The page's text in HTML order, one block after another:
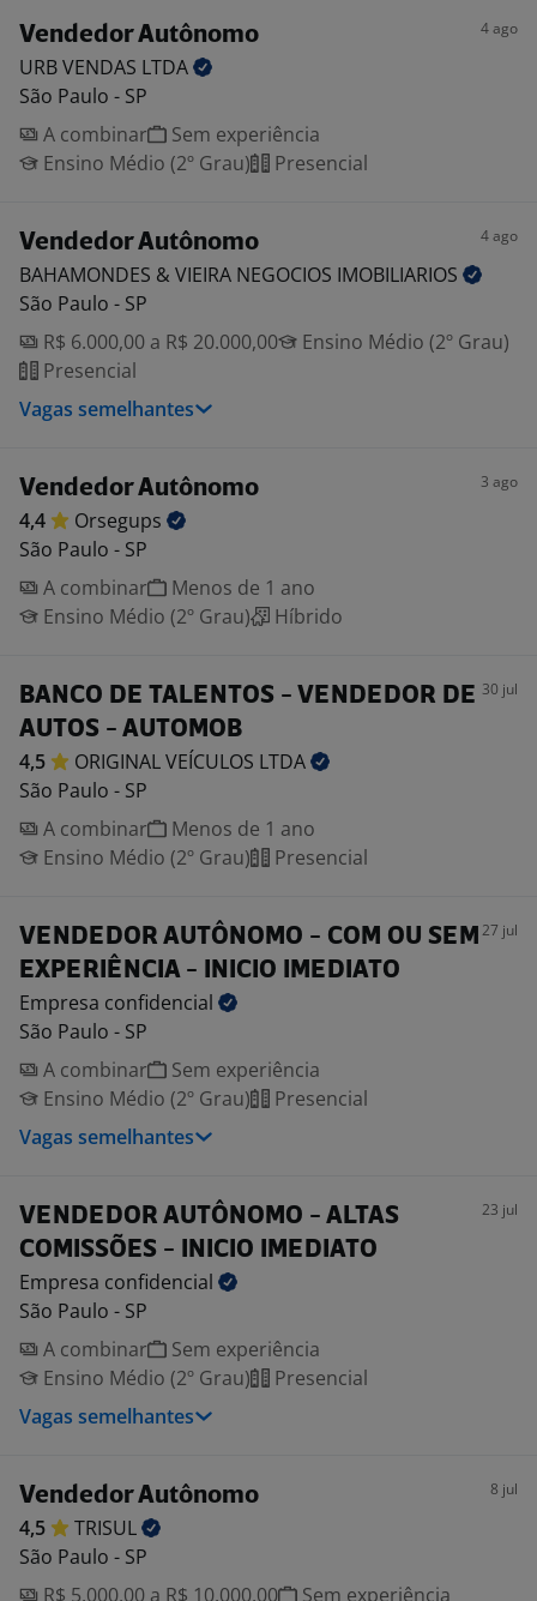
Vendedor Autônomo 4 ago
URB VENDAS LTDA
São Paulo - SP
A combinar
Sem experiência
Ensino Médio (2º Grau)
Presencial
Vendedor Autônomo 4 ago
BAHAMONDES & VIEIRA NEGOCIOS IMOBILIARIOS
São Paulo - SP
R$ 6.000,00 a R$ 20.000,00
Ensino Médio (2º Grau)
Presencial
Vagas semelhantes
Vendedor Autônomo 3 ago
4,4
Orsegups
São Paulo - SP
A combinar
Menos de 1 ano
Ensino Médio (2º Grau)
Híbrido
BANCO DE TALENTOS - VENDEDOR DE
AUTOS - AUTOMOB
30 jul
4,5 ORIGINAL VEÍCULOS LTDA
São Paulo - SP
A combinar
Menos de 1 ano
Ensino Médio (2º Grau)
Presencial
VENDEDOR AUTÔNOMO - COM OU SEM
EXPERIÊNCIA - INICIO IMEDIATO
27 jul
Empresa confidencial
São Paulo - SP
A combinar
Sem experiência
Ensino Médio (2º Grau)
Presencial
Vagas semelhantes
VENDEDOR AUTÔNOMO - ALTAS
COMISSÕES - INICIO IMEDIATO
23 jul
Empresa confidencial
São Paulo - SP
A combinar
Sem experiência
Ensino Médio (2º Grau)
Presencial
Vagas semelhantes
Vendedor Autônomo 8 jul
4,5
TRISUL
São Paulo - SP
R$ 5.000,00 a R$ 10.000,00
Sem experiência